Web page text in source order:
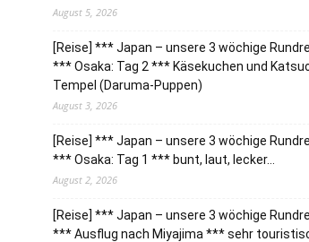
August 5, 2026
[Reise] *** Japan – unsere 3 wöchige
*** Osaka: Tag 2 *** Käsekuchen und
Tempel (Daruma-Puppen)
August 3, 2026
[Reise] *** Japan – unsere 3 wöchige
*** Osaka: Tag 1 *** bunt, laut, lecker…
August 2, 2026
[Reise] *** Japan – unsere 3 wöchige
*** Ausflug nach Miyajima *** sehr